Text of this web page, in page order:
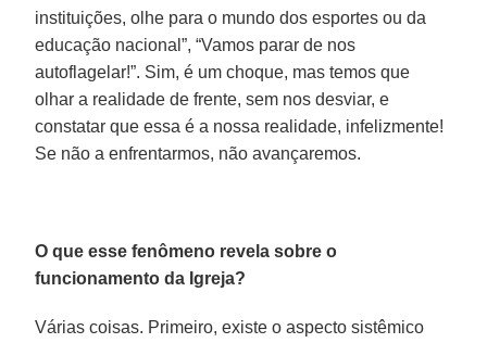
instituições, olhe para o mundo dos esportes ou da
educação nacional”, “Vamos parar de nos
autoflagelar!”. Sim, é um choque, mas temos que
olhar a realidade de frente, sem nos desviar, e
constatar que essa é a nossa realidade, infelizmente!
Se não a enfrentarmos, não avançaremos.
O que esse fenômeno revela sobre o
funcionamento da Igreja?
Várias coisas. Primeiro, existe o aspecto sistêmico